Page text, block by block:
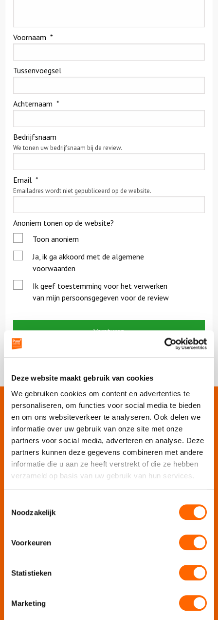
Deze website maakt gebruik van cookies
We gebruiken cookies om content en advertenties te
personaliseren, om functies voor social media te bieden
en om ons websiteverkeer te analyseren. Ook delen we
informatie over uw gebruik van onze site met onze
partners voor social media, adverteren en analyse. Deze
partners kunnen deze gegevens combineren met andere
informatie die u aan ze heeft verstrekt of die ze hebben
verzameld op basis van uw gebruik van hun services.
Noodzakelijk
Voorkeuren
Statistieken
Marketing
Contact
Voornaam *
Tussenvoegsel
Achternaam *
Bedrijfsnaam
We tonen uw bedrijfsnaam bij de review.
Email *
Emailadres wordt niet gepubliceerd op de website.
Anoniem tonen op de website?
Toon anoniem
*
Ja, ik ga akkoord met de algemene
voorwaarden
*
Ik geef toestemming voor het verwerken
van mijn persoonsgegeven voor de review
Onze websites
Puur Events
Puur Feesten
Puur Uitjes
Puur Amsterdam
Puur Haarlem
Escape Room Mysterium
Vergaderlocatie Dak van Amsterdam